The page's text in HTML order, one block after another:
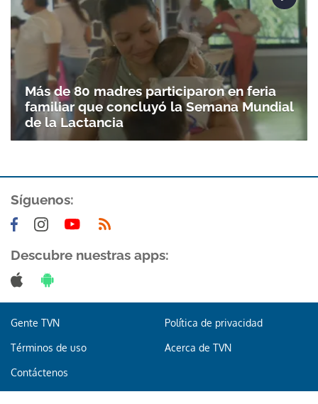
Gracias por suscribirte a nuestro boletín.
Más de 80 madres participaron en feria
familiar que concluyó la Semana Mundial
de la Lactancia
Síguenos:
Descubre nuestras apps:
Gente TVN Política de privacidad
Términos de uso Acerca de TVN
Contáctenos